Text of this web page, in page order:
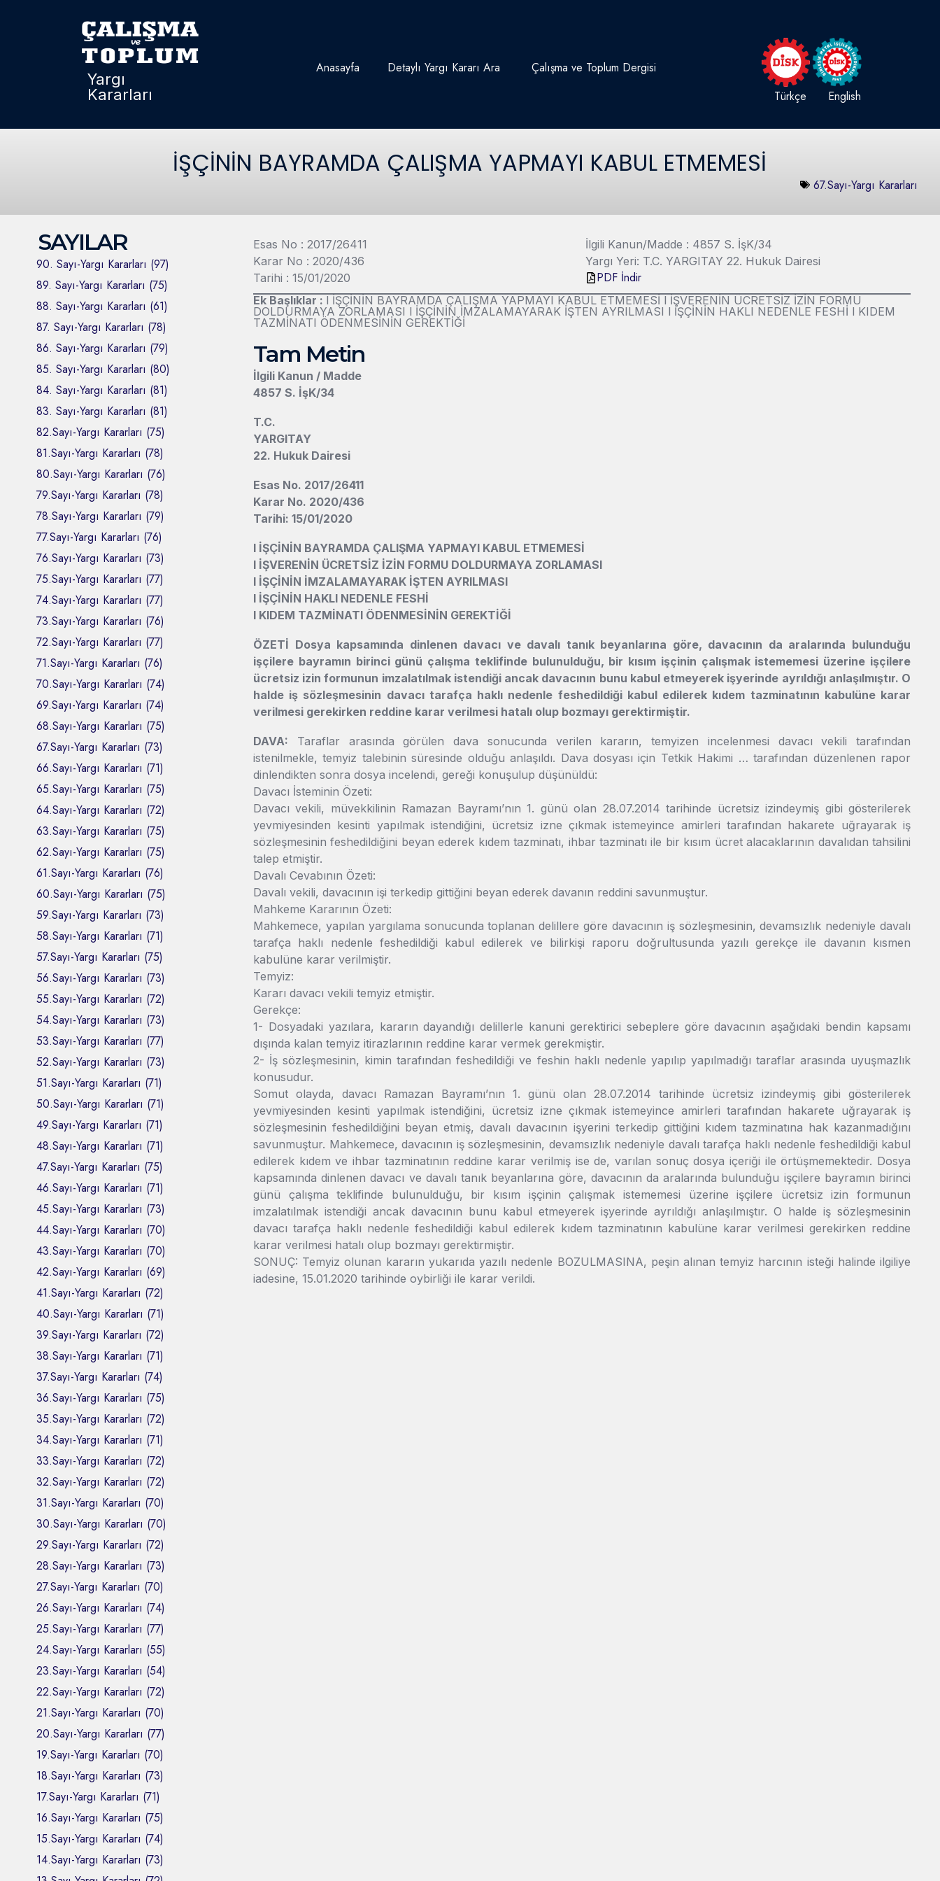
Yargı
Kararları
Anasayfa Detaylı Yargı Kararı Ara
Çalışma ve Toplum Dergisi
Türkçe
English
İŞÇİNİN BAYRAMDA ÇALIŞMA YAPMAYI KABUL ETMEMESİ
67.Sayı-Yargı Kararları
SAYILAR
90. Sayı-Yargı Kararları (97)
89. Sayı-Yargı Kararları (75)
88. Sayı-Yargı Kararları (61)
87. Sayı-Yargı Kararları (78)
86. Sayı-Yargı Kararları (79)
85. Sayı-Yargı Kararları (80)
84. Sayı-Yargı Kararları (81)
83. Sayı-Yargı Kararları (81)
82.Sayı-Yargı Kararları (75)
81.Sayı-Yargı Kararları (78)
80.Sayı-Yargı Kararları (76)
79.Sayı-Yargı Kararları (78)
78.Sayı-Yargı Kararları (79)
77.Sayı-Yargı Kararları (76)
76.Sayı-Yargı Kararları (73)
75.Sayı-Yargı Kararları (77)
74.Sayı-Yargı Kararları (77)
73.Sayı-Yargı Kararları (76)
72.Sayı-Yargı Kararları (77)
71.Sayı-Yargı Kararları (76)
70.Sayı-Yargı Kararları (74)
69.Sayı-Yargı Kararları (74)
68.Sayı-Yargı Kararları (75)
67.Sayı-Yargı Kararları (73)
66.Sayı-Yargı Kararları (71)
65.Sayı-Yargı Kararları (75)
64.Sayı-Yargı Kararları (72)
63.Sayı-Yargı Kararları (75)
62.Sayı-Yargı Kararları (75)
61.Sayı-Yargı Kararları (76)
60.Sayı-Yargı Kararları (75)
59.Sayı-Yargı Kararları (73)
58.Sayı-Yargı Kararları (71)
57.Sayı-Yargı Kararları (75)
56.Sayı-Yargı Kararları (73)
55.Sayı-Yargı Kararları (72)
54.Sayı-Yargı Kararları (73)
53.Sayı-Yargı Kararları (77)
52.Sayı-Yargı Kararları (73)
51.Sayı-Yargı Kararları (71)
50.Sayı-Yargı Kararları (71)
49.Sayı-Yargı Kararları (71)
48.Sayı-Yargı Kararları (71)
47.Sayı-Yargı Kararları (75)
46.Sayı-Yargı Kararları (71)
45.Sayı-Yargı Kararları (73)
44.Sayı-Yargı Kararları (70)
43.Sayı-Yargı Kararları (70)
42.Sayı-Yargı Kararları (69)
41.Sayı-Yargı Kararları (72)
40.Sayı-Yargı Kararları (71)
39.Sayı-Yargı Kararları (72)
38.Sayı-Yargı Kararları (71)
37.Sayı-Yargı Kararları (74)
36.Sayı-Yargı Kararları (75)
35.Sayı-Yargı Kararları (72)
34.Sayı-Yargı Kararları (71)
33.Sayı-Yargı Kararları (72)
32.Sayı-Yargı Kararları (72)
31.Sayı-Yargı Kararları (70)
30.Sayı-Yargı Kararları (70)
29.Sayı-Yargı Kararları (72)
28.Sayı-Yargı Kararları (73)
27.Sayı-Yargı Kararları (70)
26.Sayı-Yargı Kararları (74)
25.Sayı-Yargı Kararları (77)
24.Sayı-Yargı Kararları (55)
23.Sayı-Yargı Kararları (54)
22.Sayı-Yargı Kararları (72)
21.Sayı-Yargı Kararları (70)
20.Sayı-Yargı Kararları (77)
19.Sayı-Yargı Kararları (70)
18.Sayı-Yargı Kararları (73)
17.Sayı-Yargı Kararları (71)
16.Sayı-Yargı Kararları (75)
15.Sayı-Yargı Kararları (74)
14.Sayı-Yargı Kararları (73)
Esas No : 2017/26411
Karar No : 2020/436
Tarihi : 15/01/2020
İlgili Kanun/Madde : 4857 S. İşK/34
Yargı Yeri: T.C. YARGITAY 22. Hukuk Dairesi
PDF İndir
Ek Başlıklar : l İŞÇİNİN BAYRAMDA ÇALIŞMA YAPMAYI KABUL ETMEMESİ l İŞVERENİN ÜCRETSİZ İZİN FORMU
DOLDURMAYA ZORLAMASI l İŞÇİNİN İMZALAMAYARAK İŞTEN AYRILMASI l İŞÇİNİN HAKLI NEDENLE FESHİ l KIDEM
TAZMİNATI ÖDENMESİNİN GEREKTİĞİ
Tam Metin
İlgili Kanun / Madde
4857 S. İşK/34
T.C.
YARGITAY
22. Hukuk Dairesi
Esas No. 2017/26411
Karar No. 2020/436
Tarihi: 15/01/2020
l İŞÇİNİN BAYRAMDA ÇALIŞMA YAPMAYI KABUL ETMEMESİ
l İŞVERENİN ÜCRETSİZ İZİN FORMU DOLDURMAYA ZORLAMASI
l İŞÇİNİN İMZALAMAYARAK İŞTEN AYRILMASI
l İŞÇİNİN HAKLI NEDENLE FESHİ
l KIDEM TAZMİNATI ÖDENMESİNİN GEREKTİĞİ
ÖZETİ Dosya kapsamında dinlenen davacı ve davalı tanık beyanlarına göre, davacının da aralarında bulunduğu
işçilere bayramın birinci günü çalışma teklifinde bulunulduğu, bir kısım işçinin çalışmak istememesi üzerine işçilere
ücretsiz izin formunun imzalatılmak istendiği ancak davacının bunu kabul etmeyerek işyerinde ayrıldığı anlaşılmıştır. O
halde iş sözleşmesinin davacı tarafça haklı nedenle feshedildiği kabul edilerek kıdem tazminatının kabulüne karar
verilmesi gerekirken reddine karar verilmesi hatalı olup bozmayı gerektirmiştir.
DAVA: Taraflar arasında görülen dava sonucunda verilen kararın, temyizen incelenmesi davacı vekili tarafından
istenilmekle, temyiz talebinin süresinde olduğu anlaşıldı. Dava dosyası için Tetkik Hakimi … tarafından düzenlenen rapor
dinlendikten sonra dosya incelendi, gereği konuşulup düşünüldü:
Davacı İsteminin Özeti:
Davacı vekili, müvekkilinin Ramazan Bayramı’nın 1. günü olan 28.07.2014 tarihinde ücretsiz izindeymiş gibi gösterilerek
yevmiyesinden kesinti yapılmak istendiğini, ücretsiz izne çıkmak istemeyince amirleri tarafından hakarete uğrayarak iş
sözleşmesinin feshedildiğini beyan ederek kıdem tazminatı, ihbar tazminatı ile bir kısım ücret alacaklarının davalıdan tahsilini
talep etmiştir.
Davalı Cevabının Özeti:
Davalı vekili, davacının işi terkedip gittiğini beyan ederek davanın reddini savunmuştur.
Mahkeme Kararının Özeti:
Mahkemece, yapılan yargılama sonucunda toplanan delillere göre davacının iş sözleşmesinin, devamsızlık nedeniyle davalı
tarafça haklı nedenle feshedildiği kabul edilerek ve bilirkişi raporu doğrultusunda yazılı gerekçe ile davanın kısmen
kabulüne karar verilmiştir.
Temyiz:
Kararı davacı vekili temyiz etmiştir.
Gerekçe:
1- Dosyadaki yazılara, kararın dayandığı delillerle kanuni gerektirici sebeplere göre davacının aşağıdaki bendin kapsamı
dışında kalan temyiz itirazlarının reddine karar vermek gerekmiştir.
2- İş sözleşmesinin, kimin tarafından feshedildiği ve feshin haklı nedenle yapılıp yapılmadığı taraflar arasında uyuşmazlık
konusudur.
Somut olayda, davacı Ramazan Bayramı’nın 1. günü olan 28.07.2014 tarihinde ücretsiz izindeymiş gibi gösterilerek
yevmiyesinden kesinti yapılmak istendiğini, ücretsiz izne çıkmak istemeyince amirleri tarafından hakarete uğrayarak iş
sözleşmesinin feshedildiğini beyan etmiş, davalı davacının işyerini terkedip gittiğini kıdem tazminatına hak kazanmadığını
savunmuştur. Mahkemece, davacının iş sözleşmesinin, devamsızlık nedeniyle davalı tarafça haklı nedenle feshedildiği kabul
edilerek kıdem ve ihbar tazminatının reddine karar verilmiş ise de, varılan sonuç dosya içeriği ile örtüşmemektedir. Dosya
kapsamında dinlenen davacı ve davalı tanık beyanlarına göre, davacının da aralarında bulunduğu işçilere bayramın birinci
günü çalışma teklifinde bulunulduğu, bir kısım işçinin çalışmak istememesi üzerine işçilere ücretsiz izin formunun
imzalatılmak istendiği ancak davacının bunu kabul etmeyerek işyerinde ayrıldığı anlaşılmıştır. O halde iş sözleşmesinin
davacı tarafça haklı nedenle feshedildiği kabul edilerek kıdem tazminatının kabulüne karar verilmesi gerekirken reddine
karar verilmesi hatalı olup bozmayı gerektirmiştir.
SONUÇ: Temyiz olunan kararın yukarıda yazılı nedenle BOZULMASINA, peşin alınan temyiz harcının isteği halinde ilgiliye
iadesine, 15.01.2020 tarihinde oybirliği ile karar verildi.